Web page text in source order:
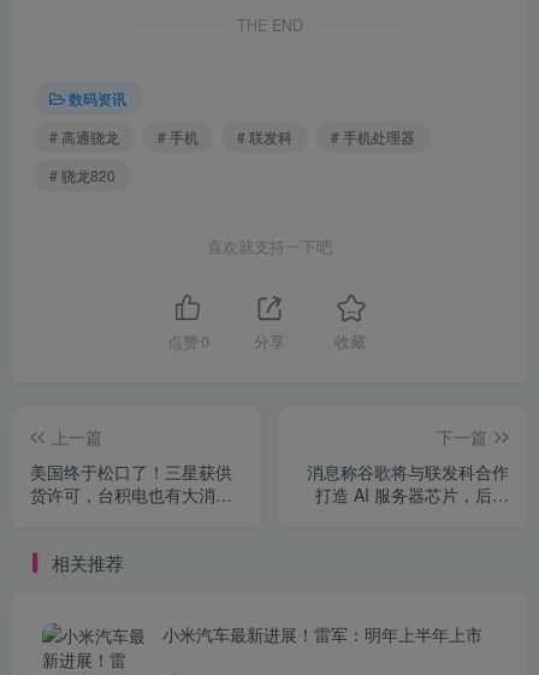
THE END
数码资讯
# 高通骁龙
# 手机 # 联发科
# 手机处理器
# 骁龙820
喜欢就支持一下吧
点赞 0 分享 收藏
上一篇
美国终于松口了！三星获供
货许可，台积电也有大消
下一篇
消息称谷歌将与联发科合作
打造 AI 服务器芯片，后者
相关推荐
小米汽车最新进展！雷军：明年上半年上市